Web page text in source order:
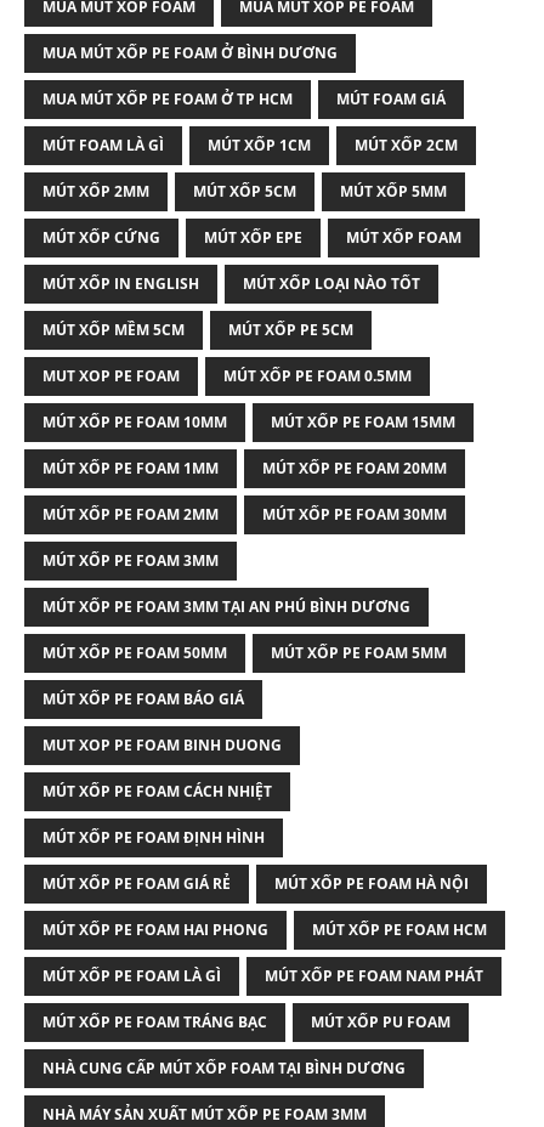
MUA MÚT XỐP FOAM MUA MÚT XỐP PE FOAM
MUA MÚT XỐP PE FOAM Ở BÌNH DƯƠNG
MUA MÚT XỐP PE FOAM Ở TP HCM MÚT FOAM GIÁ
MÚT FOAM LÀ GÌ MÚT XỐP 1CM MÚT XỐP 2CM
MÚT XỐP 2MM MÚT XỐP 5CM MÚT XỐP 5MM
MÚT XỐP CỨNG MÚT XỐP EPE MÚT XỐP FOAM
MÚT XỐP IN ENGLISH MÚT XỐP LOẠI NÀO TỐT
MÚT XỐP MỀM 5CM MÚT XỐP PE 5CM
MUT XOP PE FOAM MÚT XỐP PE FOAM 0.5MM
MÚT XỐP PE FOAM 10MM MÚT XỐP PE FOAM 15MM
MÚT XỐP PE FOAM 1MM MÚT XỐP PE FOAM 20MM
MÚT XỐP PE FOAM 2MM MÚT XỐP PE FOAM 30MM
MÚT XỐP PE FOAM 3MM
MÚT XỐP PE FOAM 3MM TẠI AN PHÚ BÌNH DƯƠNG
MÚT XỐP PE FOAM 50MM MÚT XỐP PE FOAM 5MM
MÚT XỐP PE FOAM BÁO GIÁ
MUT XOP PE FOAM BINH DUONG
MÚT XỐP PE FOAM CÁCH NHIỆT
MÚT XỐP PE FOAM ĐỊNH HÌNH
MÚT XỐP PE FOAM GIÁ RẺ MÚT XỐP PE FOAM HÀ NỘI
MÚT XỐP PE FOAM HAI PHONG MÚT XỐP PE FOAM HCM
MÚT XỐP PE FOAM LÀ GÌ MÚT XỐP PE FOAM NAM PHÁT
MÚT XỐP PE FOAM TRÁNG BẠC MÚT XỐP PU FOAM
NHÀ CUNG CẤP MÚT XỐP FOAM TẠI BÌNH DƯƠNG
NHÀ MÁY SẢN XUẤT MÚT XỐP PE FOAM 3MM